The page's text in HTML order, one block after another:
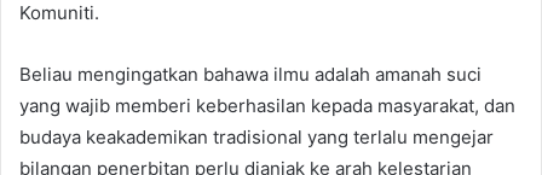
Komuniti.
Beliau mengingatkan bahawa ilmu adalah amanah suci
yang wajib memberi keberhasilan kepada masyarakat, dan
budaya keakademikan tradisional yang terlalu mengejar
bilangan penerbitan perlu dianjak ke arah kelestarian